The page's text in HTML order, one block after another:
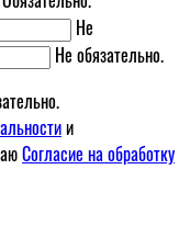
Не
Не обязательно.
и
Согласие на обработку